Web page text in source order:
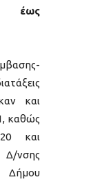
έως
και
καθώς
και
νσης